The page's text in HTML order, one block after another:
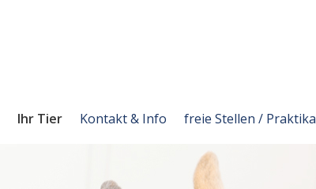
Ihr Tier Kontakt & Info freie Stellen / Praktika